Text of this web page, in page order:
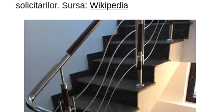
solicitarilor. Sursa: Wikipedia